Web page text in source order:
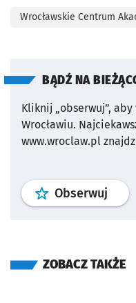
Wrocławskie Centrum
BĄDŹ NA
Kliknij „obserwuj”,
Wrocławiu.
www.wroclaw.pl
Obserwuj profil
ZOBACZ TAKŻE